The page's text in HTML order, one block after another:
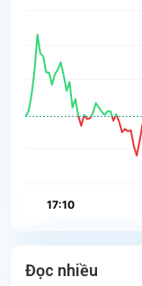
Đọc nhiều